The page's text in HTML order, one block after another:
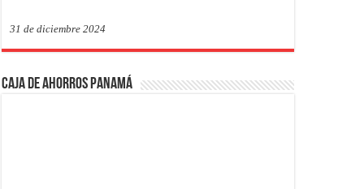
31 de diciembre 2024
Caja de Ahorros Panamá